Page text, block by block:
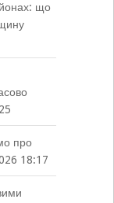
що
про
18:17